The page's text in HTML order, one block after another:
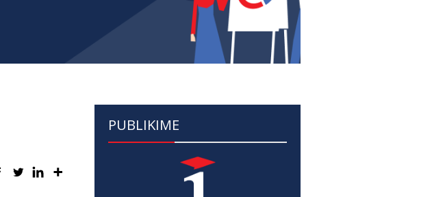
PUBLIKIME